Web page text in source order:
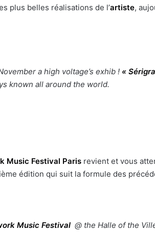
plus belles réalisations de l’artiste,
a high voltage’s exhib ! «
known all around the world.
Music Festival Paris revient et vous
édition qui suit la formule des
Music Festival @ the Halle of the